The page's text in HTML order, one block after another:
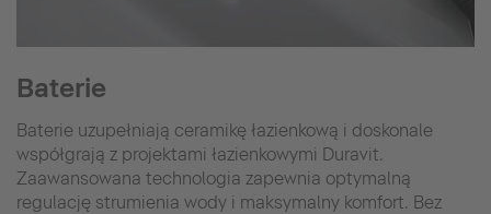
Baterie
Baterie uzupełniają ceramikę łazienkową i doskonale
współgrają z projektami łazienkowymi Duravit.
Zaawansowana technologia zapewnia optymalną
regulację strumienia wody i maksymalny komfort. Bez